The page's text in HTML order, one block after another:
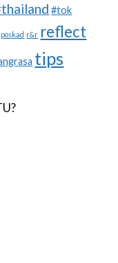
#tok
poskad r&r reflect
tips